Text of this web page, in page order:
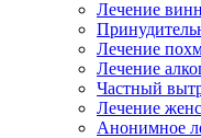
Лечение
Лечение
Лечение
Частный
Лечение
Анонимное